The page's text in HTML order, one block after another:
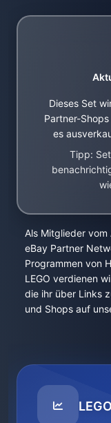
Dieses Set
Partner-
es
Tipp:
Als Mitglieder vom
eBay Partner
Programmen von
LEGO verdienen
die ihr über Links
und Shops auf